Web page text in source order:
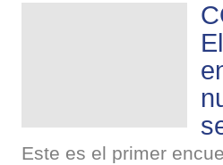
Este es el primer